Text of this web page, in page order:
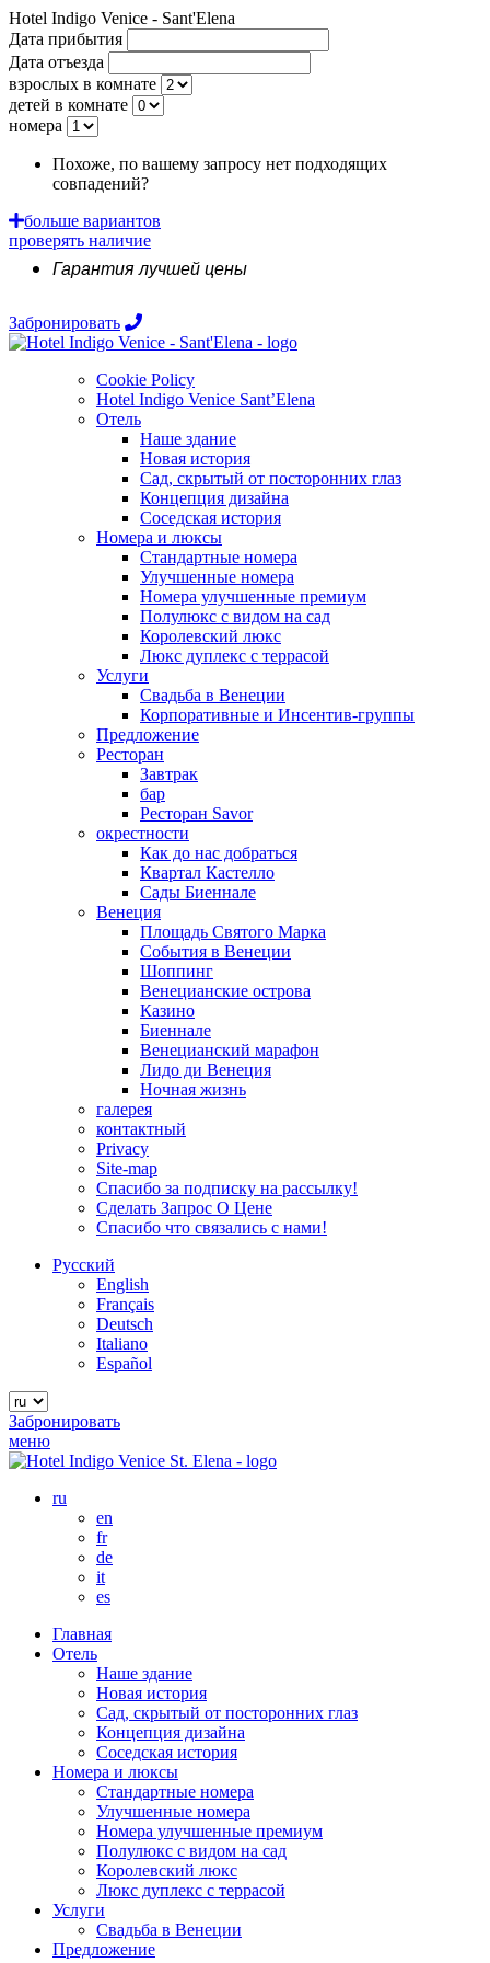
Hotel Indigo Venice - Sant'Elena
Дата прибытия
Дата отъезда
взрослых в комнате
детей в комнате
номера
Похоже, по вашему запросу нет подходящих
совпадений?
больше вариантов
проверять наличие
Гарантия лучшей цены
Забронировать
Cookie Policy
Hotel Indigo Venice Sant’Elena
Отель
Наше здание
Новая история
Сад, скрытый от посторонних глаз
Концепция дизайна
Соседская история
Номера и люксы
Стандартные номера
Улучшенные номера
Номера улучшенные премиум
Полулюкс с видом на сад
Королевский люкс
Люкс дуплекс с террасой
Услуги
Свадьба в Венеции
Корпоративные и Инсентив-группы
Предложение
Ресторан
Завтрак
бар
Ресторан Savor
окрестности
Как до нас добраться
Квартал Кастелло
Сады Биеннале
Венеция
Площадь Святого Марка
События в Венеции
Шоппинг
Венецианские острова
Казино
Биеннале
Венецианский марафон
Лидо ди Венеция
Ночная жизнь
галерея
контактный
Privacy
Site-map
Спасибо за подписку на рассылку!
Сделать Запрос О Цене
Спасибо что связались с нами!
Русский
English
Français
Deutsch
Italiano
Español
Забронировать
меню
ru
en
fr
de
it
es
Главная
Отель
Наше здание
Новая история
Сад, скрытый от посторонних глаз
Концепция дизайна
Соседская история
Номера и люксы
Стандартные номера
Улучшенные номера
Номера улучшенные премиум
Полулюкс с видом на сад
Королевский люкс
Люкс дуплекс с террасой
Услуги
Свадьба в Венеции
Предложение